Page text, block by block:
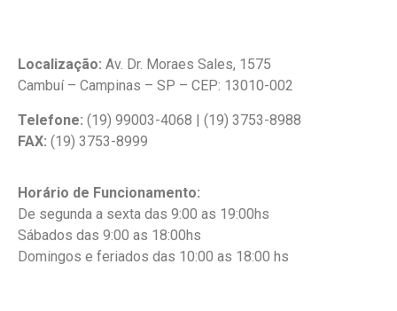
Localização: Av. Dr. Moraes Sales, 1575
Cambuí – Campinas – SP – CEP: 13010-002
Telefone: (19) 99003-4068 | (19) 3753-8988
FAX: (19) 3753-8999
Horário de Funcionamento:
De segunda a sexta das 9:00 as 19:00hs
Sábados das 9:00 as 18:00hs
Domingos e feriados das 10:00 as 18:00 hs